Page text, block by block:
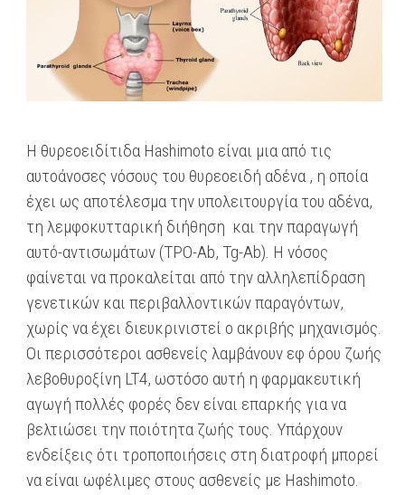
Η θυρεοειδίτιδα Hashimoto είναι μια από τις
αυτοάνοσες νόσους του θυρεοειδή αδένα , η οποία
έχει ως αποτέλεσμα την υπολειτουργία του αδένα,
τη λεμφοκυτταρική διήθηση και την παραγωγή
αυτό-αντισωμάτων (TPO-Ab, Tg-Ab). Η νόσος
φαίνεται να προκαλείται από την αλληλεπίδραση
γενετικών και περιβαλλοντικών παραγόντων,
χωρίς να έχει διευκρινιστεί ο ακριβής μηχανισμός.
Οι περισσότεροι ασθενείς λαμβάνουν εφ όρου ζωής
λεβοθυροξίνη LT4, ωστόσο αυτή η φαρμακευτική
αγωγή πολλές φορές δεν είναι επαρκής για να
βελτιώσει την ποιότητα ζωής τους. Υπάρχουν
ενδείξεις ότι τροποποιήσεις στη διατροφή μπορεί
να είναι ωφέλιμες στους ασθενείς με Hashimoto.